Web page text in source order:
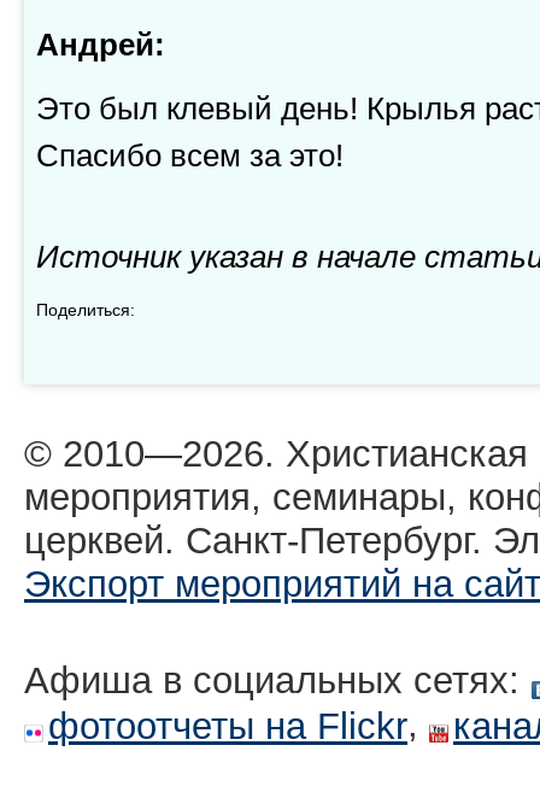
Андрей:
Это был клевый день! Крылья
Спасибо всем за это!
Источник указан в начале
Поделиться:
© 2010—2026.
мероприятия, семинары,
церквей. Санкт-Петербург.
Экспорт мероприятий на сайт
Афиша в социальных сетях:
фотоотчеты на Flickr,